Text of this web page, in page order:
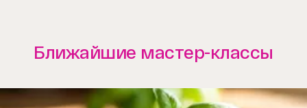
Ближайшие мастер-классы